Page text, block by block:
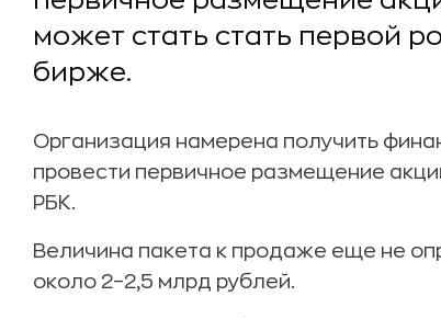
может стать стать первой
бирже.
Организация намерена получить
провести первичное размещение
РБК.
Величина пакета к продаже еще не
около 2–2,5 млрд рублей.